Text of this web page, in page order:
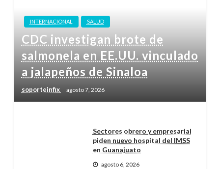
INTERNACIONAL SALUD
CDC investigan brote de
salmonela en EE.UU. vinculado
a jalapeños de Sinaloa
soporteinfix agosto 7, 2026
Sectores obrero y empresarial
piden nuevo hospital del IMSS
en Guanajuato
agosto 6, 2026